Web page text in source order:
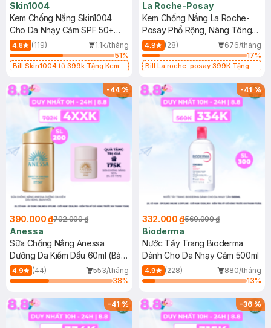
Skin1004
Kem Chống Nắng Skin1004
Cho Da Nhạy Cảm SPF 50+
50ml
4.8 (119)
1.1k/tháng
51%
Bill Skin1004 từ 399k Tặng Kem
SPF 50+ 20ml (SL Có Hạn)
La Roche-Posay
Kem Chống Nắng La Roche-
Posay Phổ Rộng, Nâng Tông
Kiềm Dầu 50ml
4.9 (28)
676/tháng
17%
Bill La roche-posay 399K Tặng
(SL có hạn)
-44%
390.000 ₫702.000 ₫
Anessa
Sữa Chống Nắng Anessa
Dưỡng Da Kiềm Dầu 60ml (Bản
Mới)
4.9 (44)
553/tháng
38%
-41%
332.000 ₫560.000 ₫
Bioderma
Nước Tẩy Trang Bioderma
Dành Cho Da Nhạy Cảm 500ml
4.9 (228)
880/tháng
13%
-41% -36%